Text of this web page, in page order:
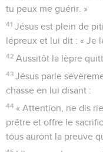
tu peux me guérir. »
41 Jésus est plein de
lépreux et lui dit : « Je
42 Aussitôt la lèpre
43 Jésus parle
chasse en lui disant :
44 « Attention, ne dis
prêtre et offre le
tous auront la preuve